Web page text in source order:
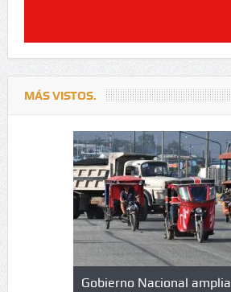
MÁS VISTOS.
de
Gobierno Nacional amplia